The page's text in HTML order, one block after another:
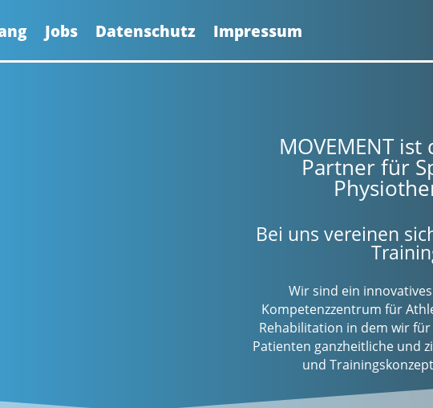
Jobs Datenschutz Impressum
MOVEMENT
Partner für
Bei uns vereinen
Wir sind ein
Kompetenzzentrum für
Rehabilitation in dem wir
Patienten ganzheitliche und
und